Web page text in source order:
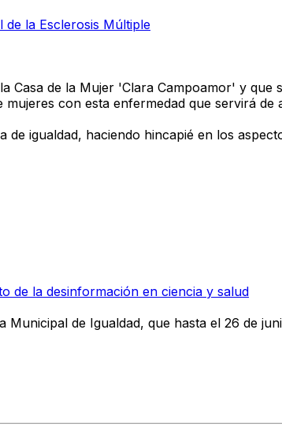
de la Esclerosis Múltiple
Casa de la Mujer 'Clara Campoamor' y
con esta enfermedad que servirá
igualdad, haciendo hincapié en los
de la desinformación en ciencia y salud
de Igualdad, que hasta el 26 de